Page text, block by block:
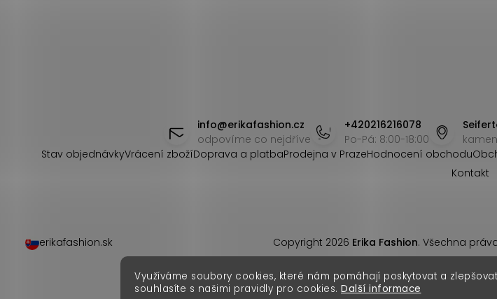
Využíváme soubory cookies, které nám pomáhají poskytovat a
souhlasíte s našimi pravidly pro cookies. Další informace
info@erikafashion.cz
odpovíme co nejdříve
+420216216078
Po-Pá: 8:00-18:00
Stav objednávkyVrácení zbožíDoprava a platbaProdejna v PrazeHodnocení obchodu
Kontakt
Copyright 2026 Erika Fashion. Všechna
erikafashion.sk